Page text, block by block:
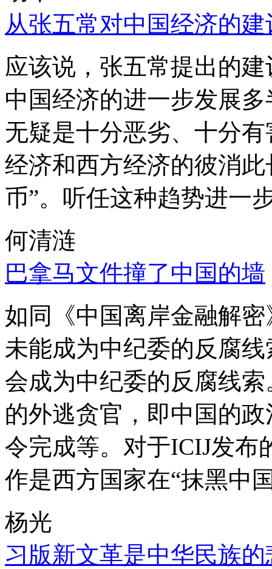
从张五常对中国经济的
应该说，张五常提出的
中国经济的进一步发展
无疑是十分恶劣、十分
经济和西方经济的彼消
币”。听任这种趋势进一
何清涟
巴拿马文件撞了中国的墙
如同《中国离岸金融解
未能成为中纪委的反腐
会成为中纪委的反腐线
的外逃贪官，即中国的
令完成等。对于ICIJ发布
作是西方国家在“抹黑中
杨光
习版新文革是中华民族的